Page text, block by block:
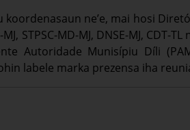
ne’e, mai hosi
STPSC-MD-MJ, DNSE-MJ, CDT-
Autoridade Munisípiu Díli
labele marka prezensa iha